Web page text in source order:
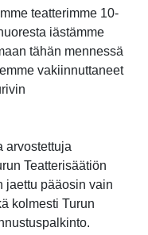
teatterimme 10-
iästämme
tähän mennessä
vakiinnuttaneet
arvostettuja
Teatterisäätiön
jaettu pääosin vain
kolmesti Turun